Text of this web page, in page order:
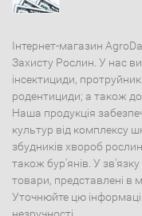
Інтернет-магазин
Захисту Рослин. У нас
інсектициди,
родентициди; а також
Наша продукція
культур від комплексу
збудників хвороб рослин
також бур'янів. У
товари, представлені в
Уточнюйте цю